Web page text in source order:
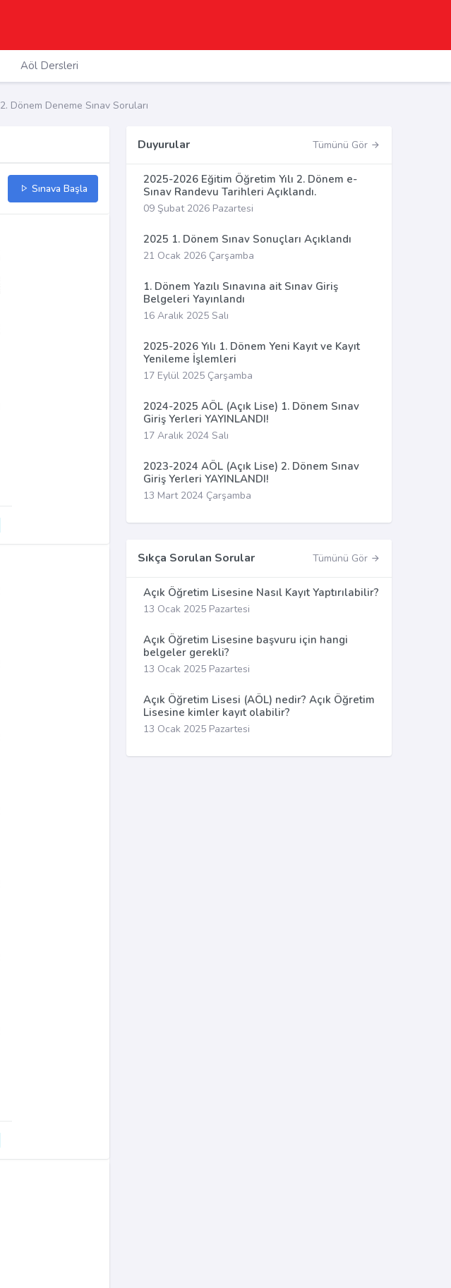
Aöl Dersleri
2. Dönem Deneme Sınav Soruları
Sınava Başla
Duyurular Tümünü Gör
2025-2026 Eğitim Öğretim Yılı 2. Dönem e-
Sınav Randevu Tarihleri Açıklandı.
09 Şubat 2026 Pazartesi
2025 1. Dönem Sınav Sonuçları Açıklandı
21 Ocak 2026 Çarşamba
1. Dönem Yazılı Sınavına ait Sınav Giriş
Belgeleri Yayınlandı
16 Aralık 2025 Salı
2025-2026 Yılı 1. Dönem Yeni Kayıt ve Kayıt
Yenileme İşlemleri
17 Eylül 2025 Çarşamba
2024-2025 AÖL (Açık Lise) 1. Dönem Sınav
Giriş Yerleri YAYINLANDI!
17 Aralık 2024 Salı
2023-2024 AÖL (Açık Lise) 2. Dönem Sınav
Giriş Yerleri YAYINLANDI!
13 Mart 2024 Çarşamba
Sıkça Sorulan Sorular Tümünü Gör
Açık Öğretim Lisesine Nasıl Kayıt Yaptırılabilir?
13 Ocak 2025 Pazartesi
Açık Öğretim Lisesine başvuru için hangi
belgeler gerekli?
13 Ocak 2025 Pazartesi
Açık Öğretim Lisesi (AÖL) nedir? Açık Öğretim
Lisesine kimler kayıt olabilir?
13 Ocak 2025 Pazartesi